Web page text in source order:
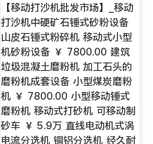
【移动打沙机批发市场】_移动
打沙机中硬矿石锤式砂粉设备
山皮石锤式粉碎机 移动式小型
机砂粉设备 ￥ 7800.00 建筑
垃圾混凝土磨粉机 加工石头的
磨粉机成套设备 小型煤炭磨粉
机 ￥ 7800.00 小型移动锤式
磨粉机 移动式打砂机 可移动制
砂车 ￥ 5.9万 直线电动机式涡
电流分选机 铜铝分选机 经久耐